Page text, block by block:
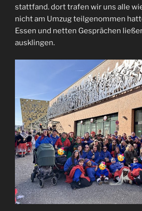
stattfand. dort trafen wir uns alle
nicht am Umzug teilgenommen
Essen und netten Gesprächen
ausklingen.